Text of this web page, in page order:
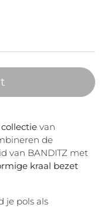
collectie van
de
van BANDITZ met
kraal bezet
je pols als